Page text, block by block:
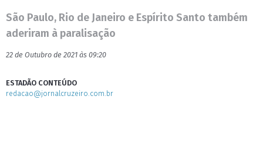
São Paulo, Rio de Janeiro e Espírito Santo também
aderiram à paralisação
22 de Outubro de 2021 às 09:20
ESTADÃO CONTEÚDO
redacao@jornalcruzeiro.com.br